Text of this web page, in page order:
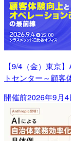
【9/4（金）東京
トセンター～顧客
開催前2026年9月